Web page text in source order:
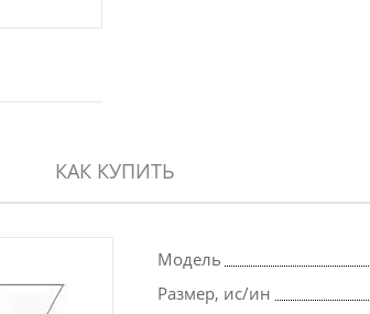
КАК КУПИТЬ
Модель
Размер, ис/ин